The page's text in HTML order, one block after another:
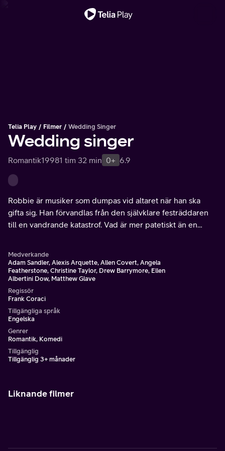
Telia Play Filmer Wedding Singer
Wedding singer
Romantik19981 tim 32 min 0+ 6.9
Robbie är musiker som dumpas vid altaret när han ska
gifta sig. Han förvandlas från den självklare festräddaren
till en vandrande katastrof. Vad är mer patetiskt än en
Medverkande
Adam Sandler, Alexis Arquette, Allen Covert, Angela
Featherstone, Christine Taylor, Drew Barrymore, Ellen
Albertini Dow, Matthew Glave
Regissör
Frank Coraci
Tillgängliga språk
Engelska
Genrer
Romantik, Komedi
Tillgänglig
Tillgänglig 3+ månader
Liknande filmer